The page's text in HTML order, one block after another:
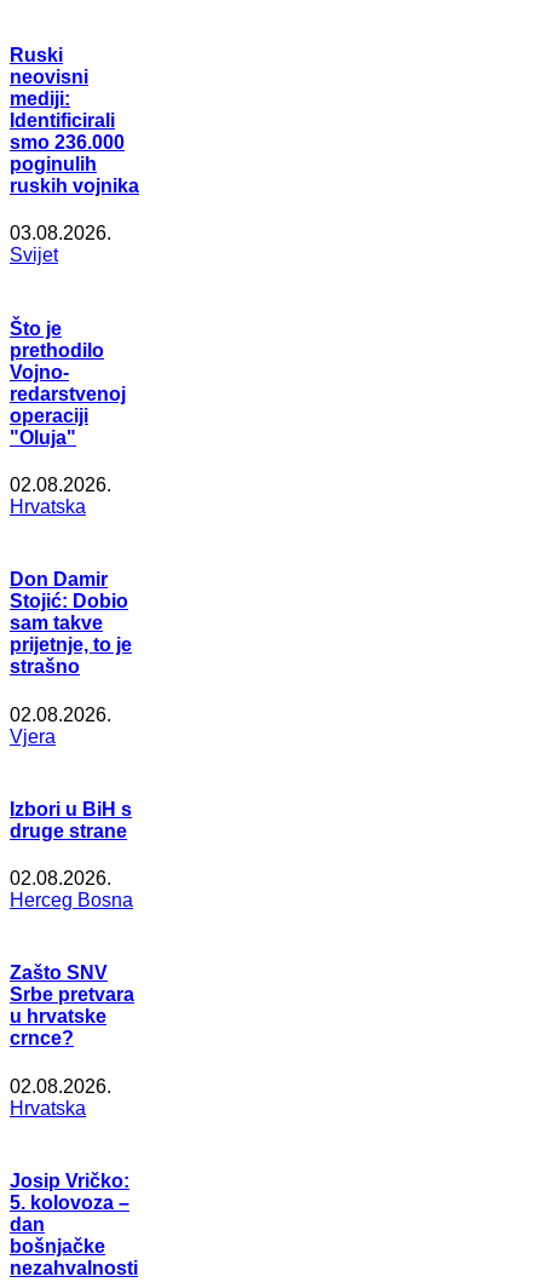
Ruski
neovisni
mediji:
Identificirali
smo 236.000
poginulih
ruskih vojnika
03.08.2026.
Svijet
Što je
prethodilo
Vojno-
redarstvenoj
operaciji
"Oluja"
02.08.2026.
Hrvatska
Don Damir
Stojić: Dobio
sam takve
prijetnje, to je
strašno
02.08.2026.
Vjera
Izbori u BiH s
druge strane
02.08.2026.
Herceg Bosna
Zašto SNV
Srbe pretvara
u hrvatske
crnce?
02.08.2026.
Hrvatska
Josip Vričko:
5. kolovoza –
dan
bošnjačke
nezahvalnosti